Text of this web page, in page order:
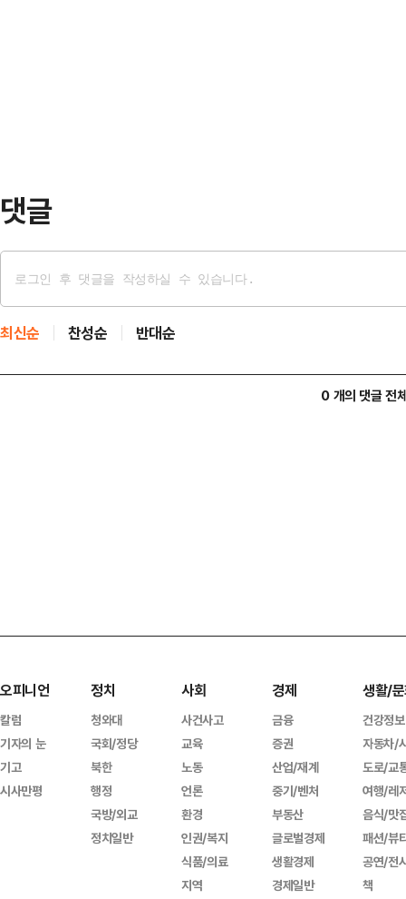
댓글
최신순 찬성순 반대순
0 개의 댓글 전
오피니언
칼럼
기자의 눈
기고
시사만평
정치
청와대
국회/정당
북한
행정
국방/외교
정치일반
사회
사건사고
교육
노동
언론
환경
인권/복지
식품/의료
지역
경제
금융
증권
산업/재계
중기/벤처
부동산
글로벌경제
생활경제
경제일반
생활/
건강정보
자동차/
도로/교
여행/레
음식/맛
패션/뷰
공연/전
책